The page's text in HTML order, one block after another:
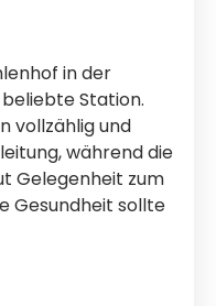
in der
Station.
vollzählig und
während die
Gelegenheit zum
Gesundheit sollte